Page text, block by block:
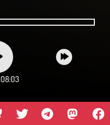
08:03